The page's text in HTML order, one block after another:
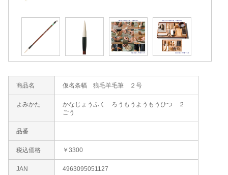
商品名 仮名条幅 狼毛羊毛筆 ２号
よみかた
かなじょうふく ろうもうようもうひつ ２
ごう
品番
税込価格 ￥3300
JAN 4963095051127